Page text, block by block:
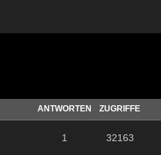
ANTWORTEN ZUGRIFFE
1 32163